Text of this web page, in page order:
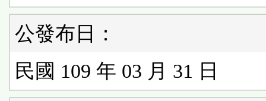
公發布日：
民國 109 年 03 月 31 日